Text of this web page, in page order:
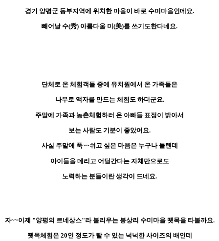
경기 양평군 동부지역에 위치한 마을이 바로 수미마을인데요.
빼어날 수(秀) 아름다울 미(美)를 쓰기도한다네요.
단체로 온 체험객들 중에 유치원에서 온 가족들은
나무로 액자를 만드는 체험도 하더군요.
주말에 가족과 농촌체험하러 온 아빠들 표정이 밝아서
보는 사람도 기분이 좋았어요.
사실 주말에 푹~~쉬고 싶은 마음은 누구나 들텐데
아이들을 데리고 어딜간다는 자체만으로도
노력하는 분들이란 생각이 드네요.
자~~이제 "양평의 르네상스"라 불리우는 봉상리 수미마을 뗏목을 타볼까요.
뗏목체험은 20인 정도가 탈 수 있는 넉넉한 사이즈의 배인데